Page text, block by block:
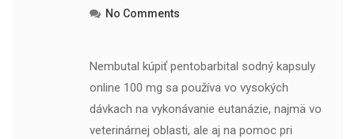
No Comments
Nembutal kúpiť pentobarbital sodný kapsuly
online 100 mg sa používa vo vysokých
dávkach na vykonávanie eutanázie, najmä vo
veterinárnej oblasti, ale aj na pomoc pri